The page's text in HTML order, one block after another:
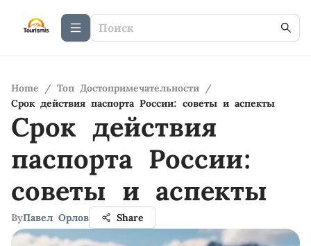
Home / Топ Достопримечательности /
Срок действия паспорта России: советы и аспекты
Срок действия
паспорта России:
советы и аспекты
ByПавел Орлов Share